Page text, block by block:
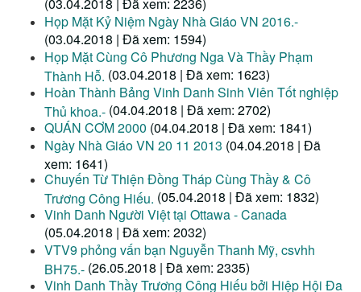
(03.04.2018 | Đã xem: 2236)
Họp Mặt Kỷ Niệm Ngày Nhà Giáo VN 2016.-
(03.04.2018 | Đã xem: 1594)
Họp Mặt Cùng Cô Phương Nga Và Thầy Phạm
Thành Hỗ. (03.04.2018 | Đã xem: 1623)
Hoàn Thành Bảng Vinh Danh Sinh Viên Tốt nghiệp
Thủ khoa.- (04.04.2018 | Đã xem: 2702)
QUÁN CƠM 2000 (04.04.2018 | Đã xem: 1841)
Ngày Nhà Giáo VN 20 11 2013 (04.04.2018 | Đã
xem: 1641)
Chuyến Từ Thiện Đồng Tháp Cùng Thầy & Cô
Trương Công Hiếu. (05.04.2018 | Đã xem: 1832)
Vinh Danh Người Việt tại Ottawa - Canada
(05.04.2018 | Đã xem: 2032)
VTV9 phỏng vấn bạn Nguyễn Thanh Mỹ, csvhh
BH75.- (26.05.2018 | Đã xem: 2335)
Vinh Danh Thầy Trương Công Hiếu bởi Hiệp Hội Đa